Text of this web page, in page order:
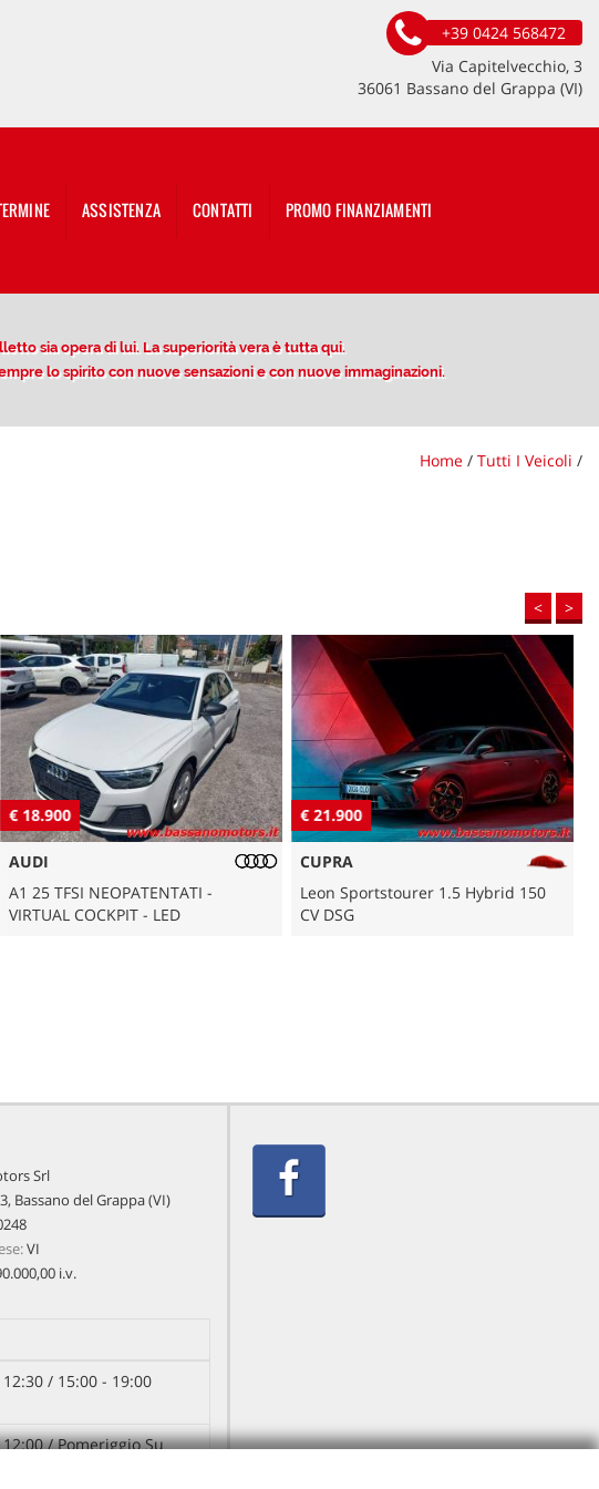
+39 0424 568472
Via Capitelvecchio, 3
36061 Bassano del Grappa (VI)
ASSISTENZA CONTATTI PROMO FINANZIAMENTI
sia opera di lui. La superiorità vera è tutta qui.
lo spirito con nuove sensazioni e con nuove immaginazioni.
Home / Tutti I Veicoli /
< >
€ 18.900
AUDI
A1 25 TFSI NEOPATENTATI -
VIRTUAL COCKPIT - LED
€ 21.900
CUPRA
Leon Sportstourer 1.5 Hybrid 150
CV DSG
Srl
Bassano del Grappa (VI)
VI
i.v.
/ 15:00 - 19:00
/ Pomeriggio Su